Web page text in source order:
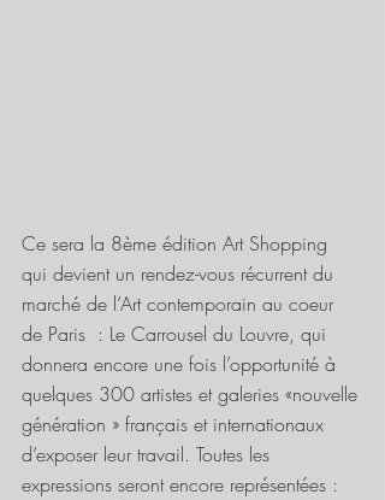
Ce sera la 8ème édition Art Shopping
qui devient un rendez-vous récurrent du
marché de l’Art contemporain au coeur
de Paris  : Le Carrousel du Louvre, qui
donnera encore une fois l’opportunité à
quelques 300 artistes et galeries «nouvelle
génération » français et internationaux
d’exposer leur travail. Toutes les
expressions seront encore représentées :